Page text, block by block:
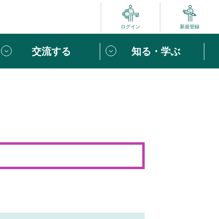
ログイン 新規登録
めての方へ
けたい６つのこと
交流する 知る・学ぶ
ュー
の一歩